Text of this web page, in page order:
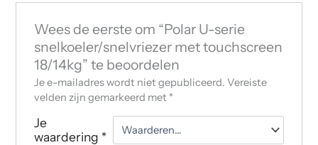
Wees de eerste om “Polar U-serie
snelkoeler/snelvriezer met touchscreen
18/14kg” te beoordelen
Je e-mailadres wordt niet gepubliceerd. Vereiste
velden zijn gemarkeerd met *
Je
waardering *